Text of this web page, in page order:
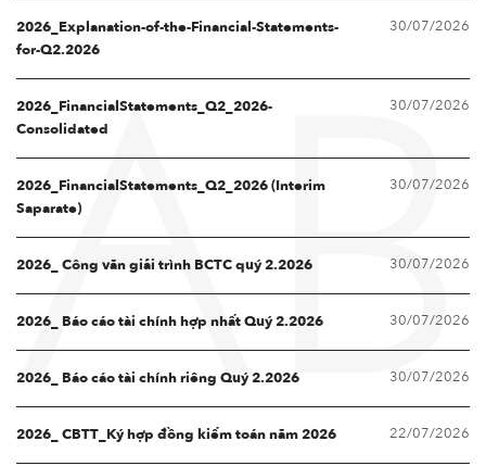
2026_Explanation-of-the-Financial-Statements-
for-Q2.2026
30/07/2026
2026_FinancialStatements_Q2_2026-
Consolidated
30/07/2026
2026_FinancialStatements_Q2_2026 (Interim
Saparate)
30/07/2026
2026_ Công văn giải trình BCTC quý 2.2026 30/07/2026
2026_ Báo cáo tài chính hợp nhất Quý 2.2026 30/07/2026
2026_ Báo cáo tài chính riêng Quý 2.2026 30/07/2026
2026_ CBTT_Ký hợp đồng kiểm toán năm 2026 22/07/2026